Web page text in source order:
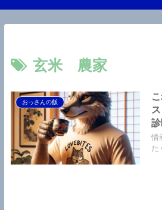
玄米 農家
おっさんの飯
情
た